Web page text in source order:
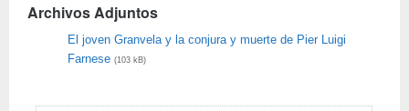
Archivos Adjuntos
El joven Granvela y la conjura y muerte de Pier Luigi
Farnese (103 kB)